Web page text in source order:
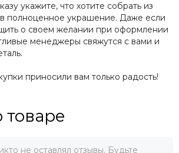
укажите, что хотите собрать из
полноценное украшение. Даже если
о своем желании при оформлении
менеджеры свяжутся с вами и
приносили вам только радость!
не оставлял отзывы. Будьте